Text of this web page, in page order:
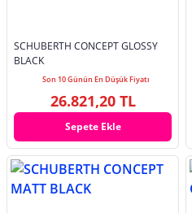
SCHUBERTH CONCEPT GLOSSY
BLACK
Son 10 Günün En Düşük Fiyatı
26.821,20 TL
Sepete Ekle